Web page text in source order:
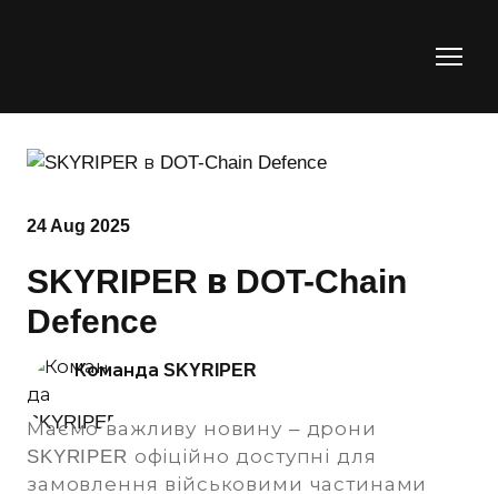
24 Aug 2025
SKYRIPER в DOT-Chain
Defence
Команда SKYRIPER
Маємо важливу новину – дрони
SKYRIPER офіційно доступні для
замовлення військовими частинами